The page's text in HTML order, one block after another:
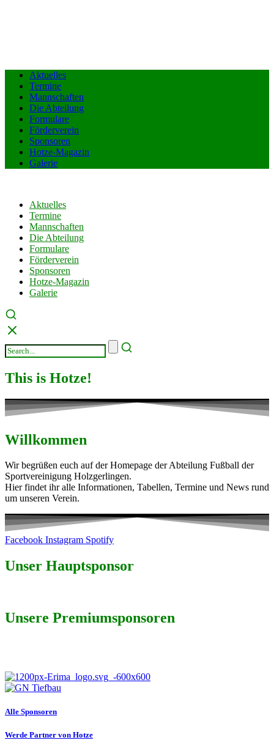
Aktuelles
Termine
Mannschaften
Die Abteilung
Formulare
Förderverein
Sponsoren
Hotze-Magazin
Galerie
Aktuelles
Termine
Mannschaften
Die Abteilung
Formulare
Förderverein
Sponsoren
Hotze-Magazin
Galerie
This is Hotze!
Willkommen
Wir begrüßen euch auf der Homepage der Abteilung Fußball der
Sportvereinigung Holzgerlingen.
Hier findet ihr alle Informationen, Tabellen, Termine und News rund
um unseren Verein.
Facebook Instagram Spotify
Unser Hauptsponsor
Unsere Premiumsponsoren
Alle Sponsoren
Werde Partner von Hotze